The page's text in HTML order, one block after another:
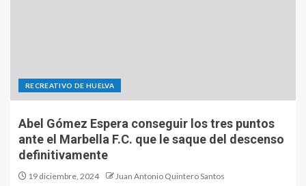
RECREATIVO DE HUELVA
Abel Gómez Espera conseguir los tres puntos
ante el Marbella F.C. que le saque del descenso
definitivamente
19 diciembre, 2024 Juan Antonio Quintero Santos